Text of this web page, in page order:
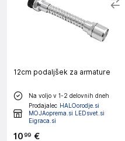
12cm podaljšek za armature
Na voljo v 1-2 delovnih dneh
Prodajalec HALOorodje.si
MOJAoprema.si LEDsvet.si
Eigraca.si
1099 €